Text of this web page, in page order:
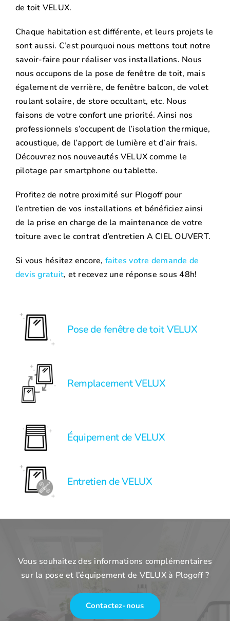
de toit VELUX.
Chaque habitation est différente, et leurs projets le
sont aussi. C’est pourquoi nous mettons tout notre
savoir-faire pour réaliser vos installations. Nous
nous occupons de la pose de fenêtre de toit, mais
également de verrière, de fenêtre balcon, de volet
roulant solaire, de store occultant, etc. Nous
faisons de votre confort une priorité. Ainsi nos
professionnels s’occupent de l’isolation thermique,
acoustique, de l’apport de lumière et d’air frais.
Découvrez nos nouveautés VELUX comme le
pilotage par smartphone ou tablette.
Profitez de notre proximité sur Plogoff pour
l’entretien de vos installations et bénéficiez ainsi
de la prise en charge de la maintenance de votre
toiture avec le contrat d’entretien A CIEL OUVERT.
Si vous hésitez encore, faites votre demande de
devis gratuit, et recevez une réponse sous 48h!
Pose de fenêtre de toit VELUX
Remplacement VELUX
Équipement de VELUX
Entretien de VELUX
Vous souhaitez des informations complémentaires
sur la pose et l’équipement de VELUX à Plogoff ?
Contactez-nous